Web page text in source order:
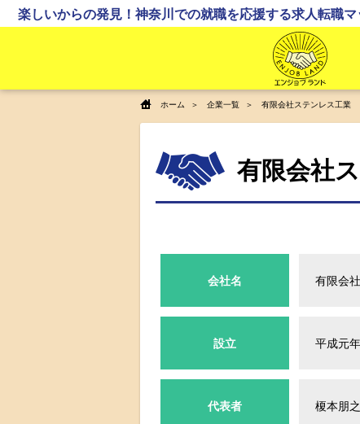
楽しいからの発見！神奈川での就職を応援する求人転職マ
ホーム 企業一覧 有限会社ステンレス工業
有限会社
会社名 有限会
設立 平成元年
代表者 榎本朋之